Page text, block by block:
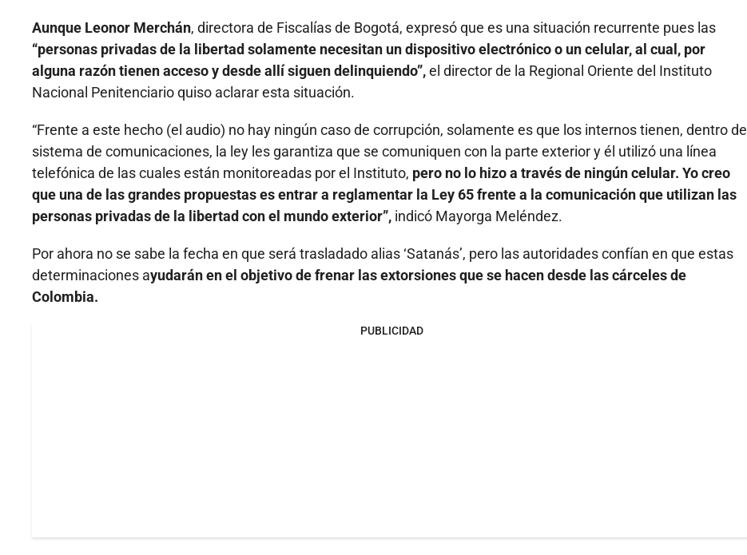
Aunque Leonor Merchán, directora de Fiscalías de Bogotá, expresó que es una situación recurrente pues las
“personas privadas de la libertad solamente necesitan un dispositivo electrónico o un celular, al cual, por
alguna razón tienen acceso y desde allí siguen delinquiendo”,el director de la Regional Oriente del Instituto
Nacional Penitenciario quiso aclarar esta situación.
“Frente a este hecho (el audio) no hay ningún caso de corrupción, solamente es que los internos tienen, dentro del
sistema de comunicaciones, la ley les garantiza que se comuniquen con la parte exterior y él utilizó una línea
telefónica de las cuales están monitoreadas por el Instituto, pero no lo hizo a través de ningún celular. Yo creo
que una de las grandes propuestas es entrar a reglamentar la Ley 65 frente a la comunicación que utilizan las
personas privadas de la libertad con el mundo exterior”, indicó Mayorga Meléndez.
Por ahora no se sabe la fecha en que será trasladado alias ‘Satanás’, pero las autoridades confían en que estas
determinaciones ayudarán en el objetivo de frenar las extorsiones que se hacen desde las cárceles de
Colombia.
PUBLICIDAD